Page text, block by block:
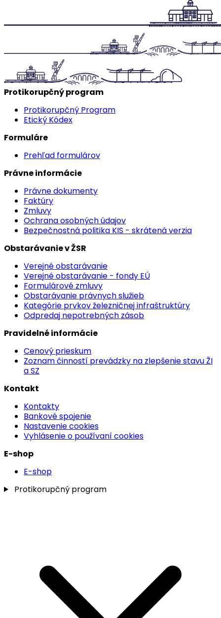
Protikorupčný program
Protikorupčný Program
Etický Kódex
Formuláre
Prehľad formulárov
Právne informácie
Právne dokumenty
Faktúry
Zmluvy
Ochrana osobných údajov
Bezpečnostná politika KIS - skrátená verzia
Obstarávanie v ŽSR
Verejné obstarávanie
Verejné obstarávanie - fondy EÚ
Formulárové zmluvy
Obstarávanie právnych služieb
Kategórie prvkov železničnej infraštruktúry
Odpredaj nepotrebných zásob
Pravidelné informácie
Cenový prieskum
Zoznam činností prevádzky na zlepšenie stavu ŽI
a SZ
Kontakt
Kontakty
Bankové spojenie
Nastavenie cookies
Vyhlásenie o používaní cookies
E-shop
E-shop
Protikorupčný program